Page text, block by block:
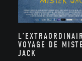
VOYAGE DE
JACK